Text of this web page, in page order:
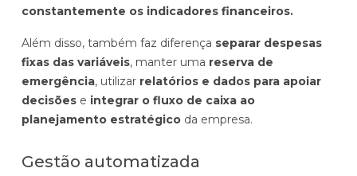
constantemente os indicadores financeiros.
Além disso, também faz diferença separar despesas
fixas das variáveis, manter uma reserva de
emergência, utilizar relatórios e dados para apoiar
decisões e integrar o fluxo de caixa ao
planejamento estratégico da empresa.
Gestão automatizada